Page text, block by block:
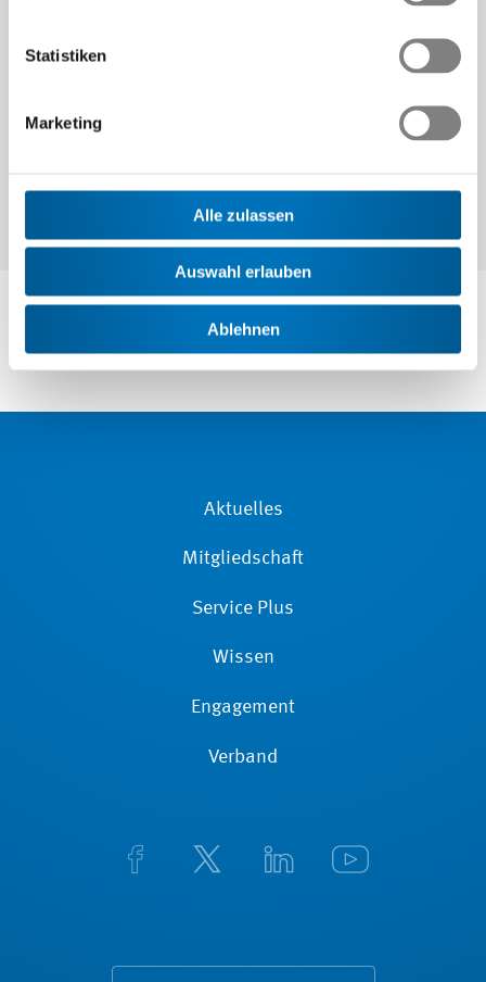
Statistiken
Marketing
Alle zulassen
Auswahl erlauben
Ablehnen
Aktuelles
Mitgliedschaft
Service Plus
Wissen
Engagement
Verband